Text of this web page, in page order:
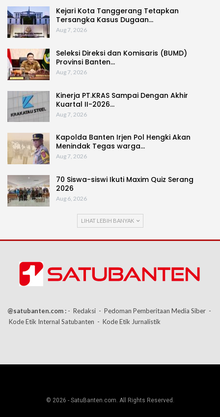
Kejari Kota Tanggerang Tetapkan
Tersangka Kasus Dugaan…
Aug 7, 2026
Seleksi Direksi dan Komisaris (BUMD)
Provinsi Banten…
Aug 7, 2026
Kinerja PT.KRAS Sampai Dengan Akhir
Kuartal II-2026…
Aug 7, 2026
Kapolda Banten Irjen Pol Hengki Akan
Menindak Tegas warga…
Aug 7, 2026
70 Siswa-siswi Ikuti Maxim Quiz Serang
2026
Aug 6, 2026
LIHAT LEBIH BANYAK
@satubanten.com : - Redaksi - Pedoman Pemberitaan Media Siber -
Kode Etik Internal Satubanten - Kode Etik Jurnalistik
© 2026 - SatuBanten.com. All Rights Reserved.